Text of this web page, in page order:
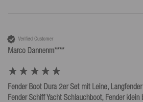
Verified Customer
Marco Dannenm****
Fender Boot Dura 2er Set mit Leine,
Fender Schiff Yacht Schlauchboot, Fender klein